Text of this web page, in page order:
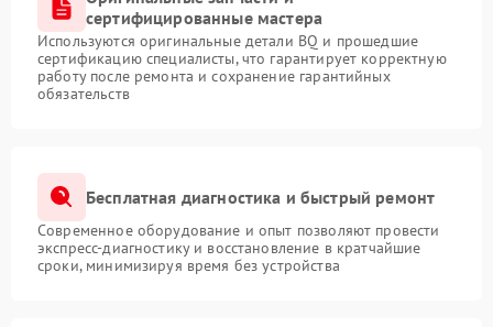
сертифицированные мастера
Используются оригинальные детали BQ и прошедшие
сертификацию специалисты, что гарантирует корректную
работу после ремонта и сохранение гарантийных
обязательств
Бесплатная диагностика и быстрый ремонт
Современное оборудование и опыт позволяют провести
экспресс-диагностику и восстановление в кратчайшие
сроки, минимизируя время без устройства